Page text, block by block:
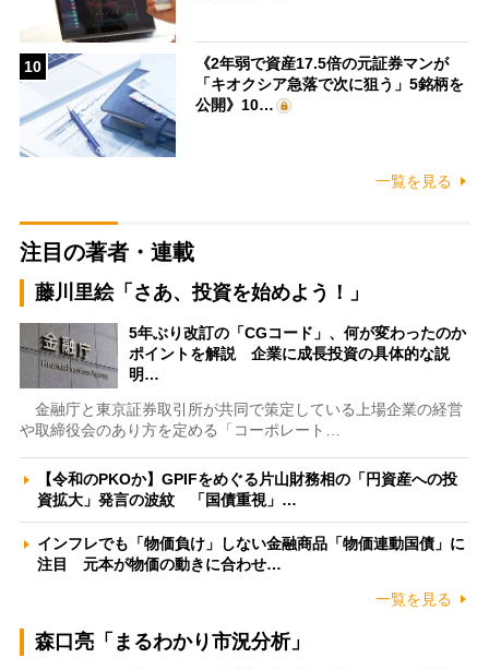
10
《2年弱で資産17.5倍の元証券マンが
「キオクシア急落で次に狙う」5銘柄を
公開》10…
一覧を見る
注目の著者・連載
藤川里絵「さあ、投資を始めよう！」
5年ぶり改訂の「CGコード」、何が変わったのか
ポイントを解説 企業に成長投資の具体的な説
明…
金融庁と東京証券取引所が共同で策定している上場企業の経営
や取締役会のあり方を定める「コーポレート…
【令和のPKOか】GPIFをめぐる片山財務相の「円資産への投
資拡大」発言の波紋 「国債重視」…
インフレでも「物価負け」しない金融商品「物価連動国債」に
注目 元本が物価の動きに合わせ…
一覧を見る
森口亮「まるわかり市況分析」